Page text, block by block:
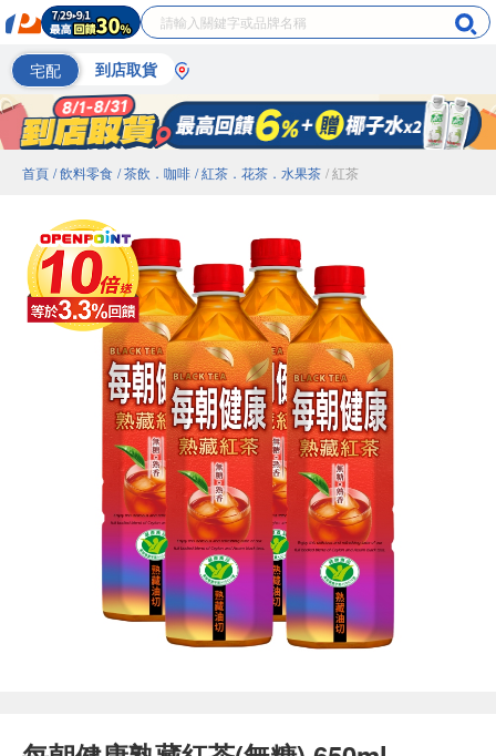
宅配 到店取貨
首頁 / 飲料零食 / 茶飲．咖啡 / 紅茶．花茶．水果茶 / 紅茶